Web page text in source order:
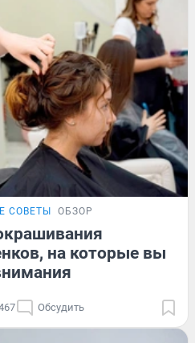
СОВЕТЫ ОБЗОР
на которые вы
Обсудить